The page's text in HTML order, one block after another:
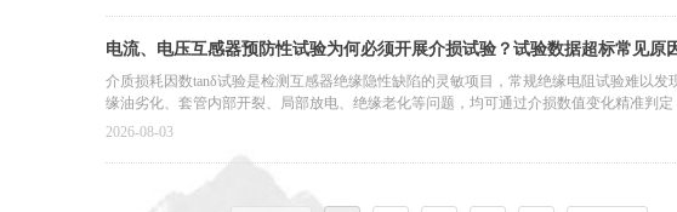
电流、电压互感器预防性试验为何必须开展介损试验？试验数据超标常见原
什么？
介质损耗因数tanδ试验是检测互感器绝缘隐性缺陷的灵敏项目，常规绝缘电阻试验难以发
缘油劣化、套管内部开裂、局部放电、绝缘老化等问题，均可通过介损数值变化精准判
安全稳定运行的关键试验项目。
2026-08-03